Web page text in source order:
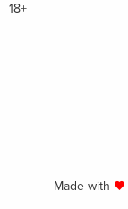
18+
Made with